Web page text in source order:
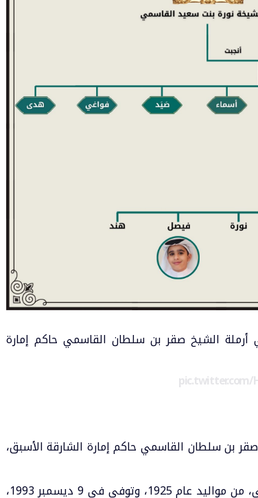
الشيخصقر بن سلطان القاسمي حاكم إمارة
pic.twitter.com/
بن سلطان القاسمي حاكم إمارة الشارقة الأسبق،
ويعد المغفور له بأذن الله الشيخ صقر بن سلطان القاسمي، من مواليد عام 1925، وتوفى في 9 ديسمبر 1993،